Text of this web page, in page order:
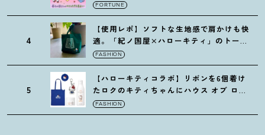
FORTUNE
4
【使用レポ】ソフトな生地感で肩かけも快
適。「紀ノ国屋×ハローキティ」のトート
がガシガシ使えて最高です
FASHION
5
【ハローキティコラボ】リボンを6個着け
たロクのキティちゃんにハウス オブ ロー
ゼの限定パケも
FASHION